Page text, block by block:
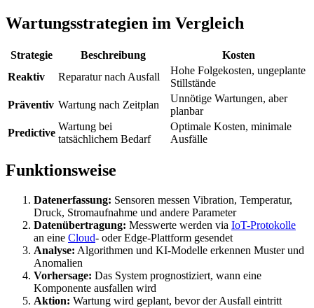
Wartungsstrategien im Vergleich
Strategie Beschreibung
Kosten
Reaktiv
Reparatur nach Ausfall
Hohe Folgekosten, ungeplante
Stillstände
Präventiv Wartung nach Zeitplan
Unnötige Wartungen, aber
planbar
Predictive
Wartung bei
tatsächlichem Bedarf
Optimale Kosten, minimale
Ausfälle
Funktionsweise
Datenerfassung: Sensoren messen Vibration, Temperatur,
Druck, Stromaufnahme und andere Parameter
Datenübertragung: Messwerte werden via IoT-Protokolle
an eine Cloud- oder Edge-Plattform gesendet
Analyse: Algorithmen und KI-Modelle erkennen Muster und
Anomalien
Vorhersage: Das System prognostiziert, wann eine
Komponente ausfallen wird
Aktion: Wartung wird geplant, bevor der Ausfall eintritt